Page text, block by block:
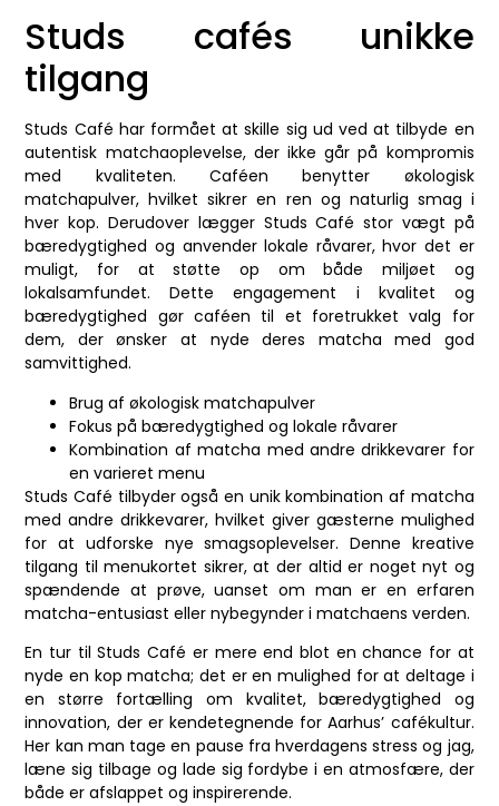
Studs cafés unikke
tilgang
Studs Café har formået at skille sig ud ved at tilbyde en
autentisk matchaoplevelse, der ikke går på kompromis
med kvaliteten. Caféen benytter økologisk
matchapulver, hvilket sikrer en ren og naturlig smag i
hver kop. Derudover lægger Studs Café stor vægt på
bæredygtighed og anvender lokale råvarer, hvor det er
muligt, for at støtte op om både miljøet og
lokalsamfundet. Dette engagement i kvalitet og
bæredygtighed gør caféen til et foretrukket valg for
dem, der ønsker at nyde deres matcha med god
samvittighed.
Brug af økologisk matchapulver
Fokus på bæredygtighed og lokale råvarer
Kombination af matcha med andre drikkevarer for
en varieret menu
Studs Café tilbyder også en unik kombination af matcha
med andre drikkevarer, hvilket giver gæsterne mulighed
for at udforske nye smagsoplevelser. Denne kreative
tilgang til menukortet sikrer, at der altid er noget nyt og
spændende at prøve, uanset om man er en erfaren
matcha-entusiast eller nybegynder i matchaens verden.
En tur til Studs Café er mere end blot en chance for at
nyde en kop matcha; det er en mulighed for at deltage i
en større fortælling om kvalitet, bæredygtighed og
innovation, der er kendetegnende for Aarhus’ cafékultur.
Her kan man tage en pause fra hverdagens stress og jag,
læne sig tilbage og lade sig fordybe i en atmosfære, der
både er afslappet og inspirerende.